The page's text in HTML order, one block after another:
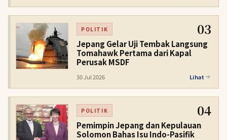
POLITIK 03
Jepang Gelar Uji Tembak Langsung
Tomahawk Pertama dari Kapal
Perusak MSDF
30 Jul 2026 Lihat
POLITIK 04
Pemimpin Jepang dan Kepulauan
Solomon Bahas Isu Indo-Pasifik